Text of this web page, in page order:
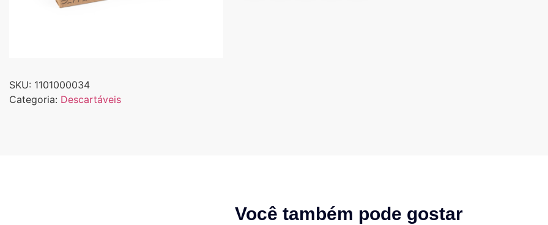
SKU: 1101000034
Categoria: Descartáveis
Você também pode gostar